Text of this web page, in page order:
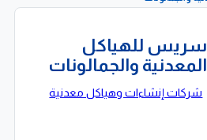
شركات إنشاءات وهياكل
سريس للهياكل
المعدنية والجمالونات